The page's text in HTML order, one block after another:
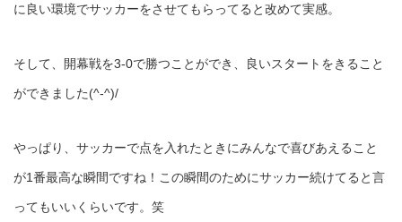
に良い環境でサッカーをさせてもらってると改めて実感。
そして、開幕戦を3-0で勝つことができ、良いスタートをきること
ができました(^-^)/
やっぱり、サッカーで点を入れたときにみんなで喜びあえること
が1番最高な瞬間ですね！この瞬間のためにサッカー続けてると言
ってもいいくらいです。笑